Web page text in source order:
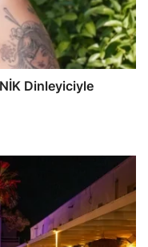
Dinleyiciyle